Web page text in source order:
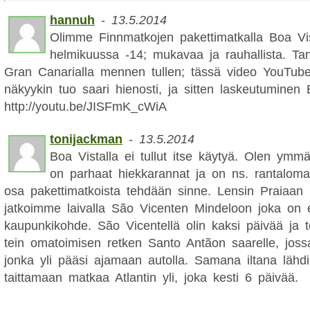
hannuh - 13.5.2014
Olimme Finnmatkojen pakettimatkalla Boa
helmikuussa -14; mukavaa ja rauhallista.
Gran Canarialla mennen tullen; tässä video
näkyykin tuo saari hienosti, ja sitten laskeutuminen
http://youtu.be/JISFmK_cWiA
tonijackman - 13.5.2014
Boa Vistalla ei tullut itse käytyä. Olen
on parhaat hiekkarannat ja on ns.
osa pakettimatkoista tehdään sinne. Lensin Praiaan
jatkoimme laivalla São Vicenten Mindeloon joka on
kaupunkikohde. São Vicentellä olin kaksi päivää ja
tein omatoimisen retken Santo Antãon saarelle,
jonka yli pääsi ajamaan autolla. Samana iltana
taittamaan matkaa Atlantin yli, joka kesti 6 päivää.